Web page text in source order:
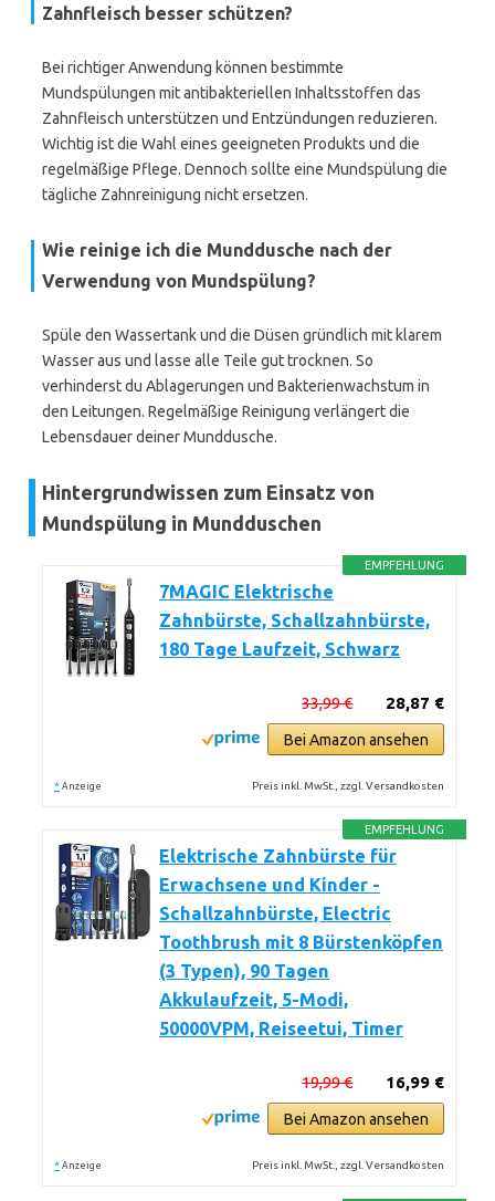
Zahnfleisch besser schützen?
Bei richtiger Anwendung können bestimmte
Mundspülungen mit antibakteriellen Inhaltsstoffen das
Zahnfleisch unterstützen und Entzündungen reduzieren.
Wichtig ist die Wahl eines geeigneten Produkts und die
regelmäßige Pflege. Dennoch sollte eine Mundspülung die
tägliche Zahnreinigung nicht ersetzen.
Wie reinige ich die Munddusche nach der
Verwendung von Mundspülung?
Spüle den Wassertank und die Düsen gründlich mit klarem
Wasser aus und lasse alle Teile gut trocknen. So
verhinderst du Ablagerungen und Bakterienwachstum in
den Leitungen. Regelmäßige Reinigung verlängert die
Lebensdauer deiner Munddusche.
Hintergrundwissen zum Einsatz von
Mundspülung in Mundduschen
EMPFEHLUNG
7MAGIC Elektrische
Zahnbürste, Schallzahnbürste,
180 Tage Laufzeit, Schwarz
28,87 €
33,99 €
Bei Amazon ansehen
* Anzeige Preis inkl. MwSt., zzgl. Versandkosten
EMPFEHLUNG
Elektrische Zahnbürste für
Erwachsene und Kinder -
Schallzahnbürste, Electric
Toothbrush mit 8 Bürstenköpfen
(3 Typen), 90 Tagen
Akkulaufzeit, 5-Modi,
50000VPM, Reiseetui, Timer
16,99 €
19,99 €
Bei Amazon ansehen
* Anzeige Preis inkl. MwSt., zzgl. Versandkosten